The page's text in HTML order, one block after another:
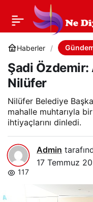
Haberler
Şadi Özdemir:
Nilüfer
Nilüfer Belediye
mahalle muhtarıyla
ihtiyaçlarını dinledi.
Admin
17 Temmuz
117
Şadi Özdemir:
Amacımız mutlu bir
Nilüfer